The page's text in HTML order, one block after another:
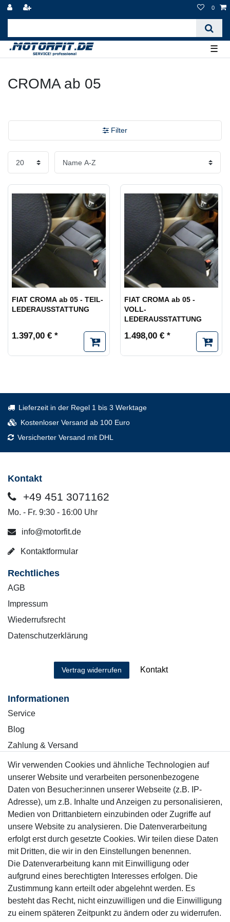
0
☰
CROMA ab 05
Filter
FIAT CROMA ab 05 - TEIL-
LEDERAUSSTATTUNG
1.397,00 € *
FIAT CROMA ab 05 -
VOLL-
LEDERAUSSTATTUNG
1.498,00 € *
Lieferzeit in der Regel 1 bis 3 Werktage
Kostenloser Versand ab 100 Euro
Versicherter Versand mit DHL
Kontakt
+49 451 3071162
Mo. - Fr. 9:30 - 16:00 Uhr
info@motorfit.de
Kontaktformular
Rechtliches
AGB
Impressum
Wiederrufsrecht
Datenschutzerklärung
Vertrag widerrufen Kontakt
Informationen
Service
Blog
Zahlung & Versand
Sicher einkaufen
Mitglied
Motor-Fit
© Copyright 2026 | Alle Rechte vorbehalten.
Wir verwenden Cookies und ähnliche Technologien auf
unserer Website und verarbeiten personenbezogene
Daten von Besucher:innen unserer Webseite (z.B. IP-
Adresse), um z.B. Inhalte und Anzeigen zu personalisieren,
Medien von Drittanbietern einzubinden oder Zugriffe auf
unsere Website zu analysieren. Die Datenverarbeitung
erfolgt erst durch gesetzte Cookies. Wir teilen diese Daten
mit Dritten, die wir in den Einstellungen benennen.
Die Datenverarbeitung kann mit Einwilligung oder
aufgrund eines berechtigten Interesses erfolgen. Die
Zustimmung kann erteilt oder abgelehnt werden. Es
besteht das Recht, nicht einzuwilligen und die Einwilligung
zu einem späteren Zeitpunkt zu ändern oder zu widerrufen.